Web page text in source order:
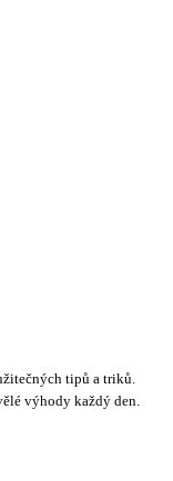
tipů a triků.
výhody každý den.